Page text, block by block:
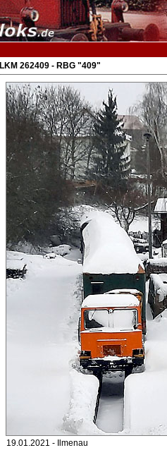
LKM 262409 - RBG "409"
19.01.2021 - Ilmenau